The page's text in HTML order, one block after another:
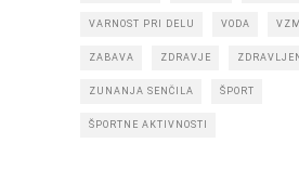
VARNOST PRI DELU VODA
ZABAVA ZDRAVJE
ZUNANJA SENČILA ŠPORT
ŠPORTNE AKTIVNOSTI